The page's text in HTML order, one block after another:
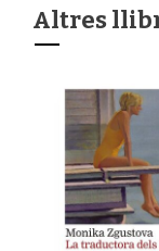
Altres